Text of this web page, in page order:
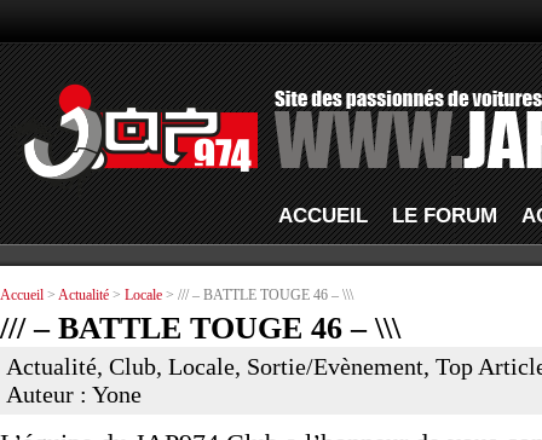
ACCUEIL LE FORUM
Accueil > Actualité > Locale > /// – BATTLE TOUGE 46 – \\\
/// – BATTLE TOUGE 46 – \\\
Actualité, Club, Locale, Sortie/Evènement, Top
Auteur : Yone